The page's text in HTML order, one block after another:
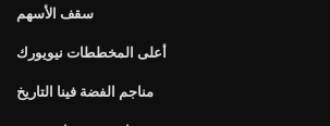
سقف الأسهم
أعلى المخططات نيويورك
مناجم الفضة فينا التاريخ